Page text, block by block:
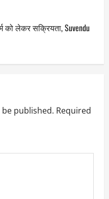
को लेकर सक्रियता, Suvendu
published. Required